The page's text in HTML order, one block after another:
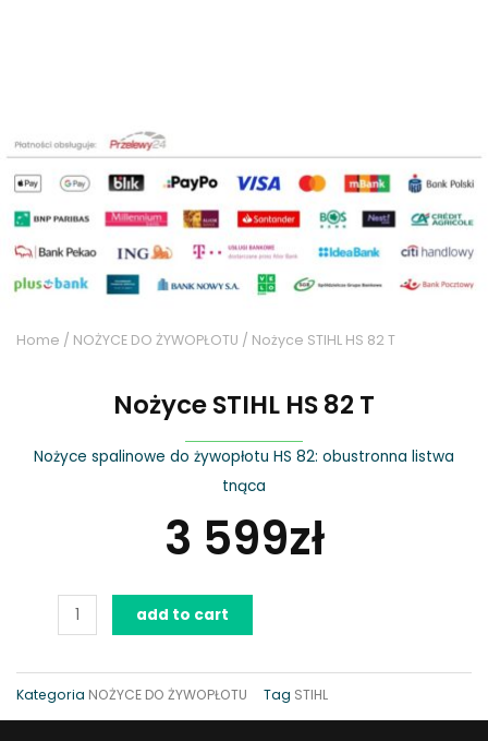
Home / NOŻYCE DO ŻYWOPŁOTU / Nożyce STIHL HS 82 T
Nożyce STIHL HS 82 T
Nożyce spalinowe do żywopłotu HS 82: obustronna listwa
tnąca
3 599zł
Nożyce
82
add to cart
Kategoria NOŻYCE DO ŻYWOPŁOTU Tag STIHL